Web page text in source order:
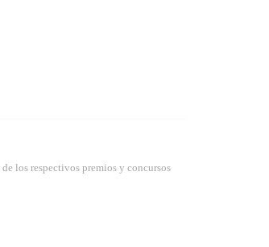
los respectivos premios y concursos